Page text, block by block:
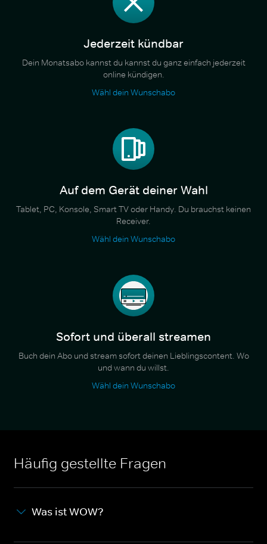
Jederzeit kündbar
Dein Monatsabo kannst du kannst du ganz einfach jederzeit
online kündigen.
Wähl dein Wunschabo
Auf dem Gerät deiner Wahl
Tablet, PC, Konsole, Smart TV oder Handy. Du brauchst keinen
Receiver.
Wähl dein Wunschabo
Sofort und überall streamen
Buch dein Abo und stream sofort deinen Lieblingscontent. Wo
und wann du willst.
Wähl dein Wunschabo
Häufig gestellte Fragen
Was ist WOW?